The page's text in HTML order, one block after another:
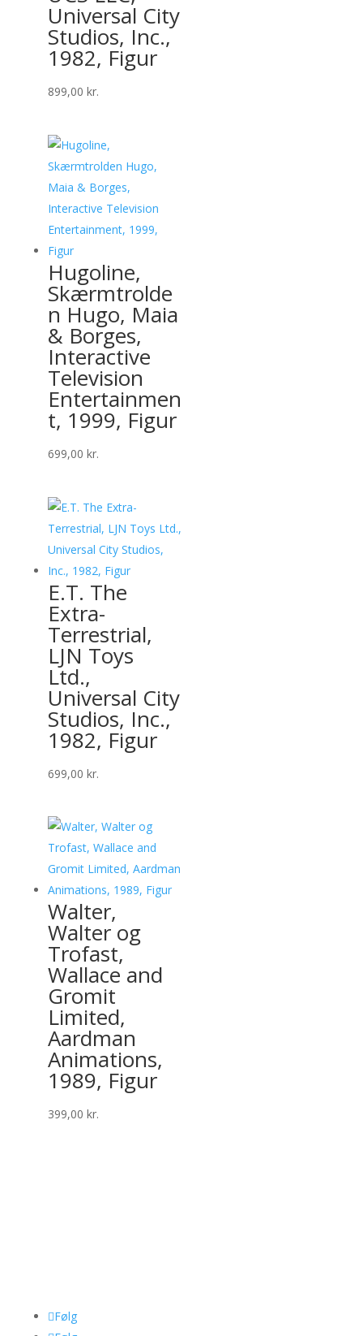
Universal City
Studios, Inc.,
1982, Figur
899,00 kr.
Hugoline,
Skærmtrolde
n Hugo, Maia
& Borges,
Interactive
Television
Entertainmen
t, 1999, Figur
699,00 kr.
E.T. The
Extra-
Terrestrial,
LJN Toys
Ltd.,
Universal City
Studios, Inc.,
1982, Figur
699,00 kr.
Walter,
Walter og
Trofast,
Wallace and
Gromit
Limited,
Aardman
Animations,
1989, Figur
399,00 kr.
Følg